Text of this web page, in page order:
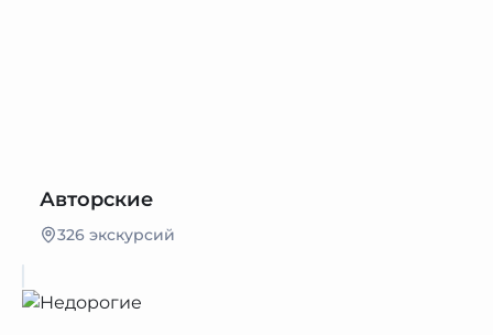
Авторские
326 экскурсий